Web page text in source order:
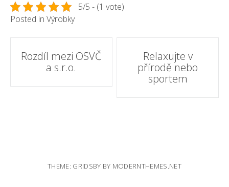
5/5 - (1 vote)
Posted in Výrobky
Post
navigation
Rozdíl mezi OSVČ
a s.r.o.
Relaxujte v
přírodě nebo
sportem
THEME: GRIDSBY BY MODERNTHEMES.NET